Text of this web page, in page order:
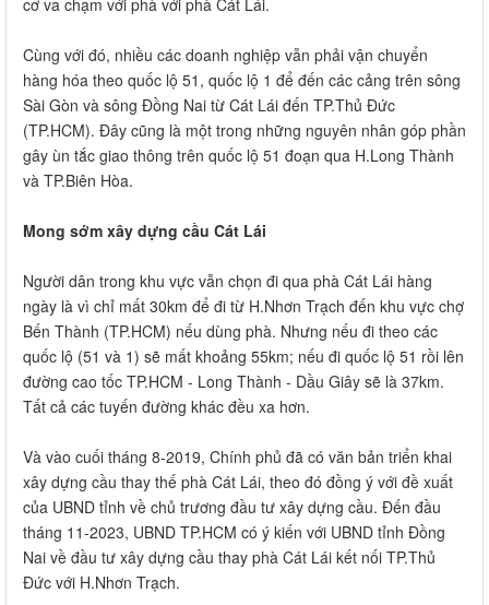
Cùng với đó, nhiều các doanh nghiệp vẫn phải vận chuyển
hàng hóa theo quốc lộ 51, quốc lộ 1 để đến các cảng trên sông
Sài Gòn và sông Đồng Nai từ Cát Lái đến TP.Thủ Đức
(TP.HCM). Đây cũng là một trong những nguyên nhân góp phần
gây ùn tắc giao thông trên quốc lộ 51 đoạn qua H.Long Thành
và TP.Biên Hòa.
Mong sớm xây dựng cầu Cát Lái
Người dân trong khu vực vẫn chọn đi qua phà Cát Lái hàng
ngày là vì chỉ mất 30km để đi từ H.Nhơn Trạch đến khu vực chợ
Bến Thành (TP.HCM) nếu dùng phà. Nhưng nếu đi theo các
quốc lộ (51 và 1) sẽ mất khoảng 55km; nếu đi quốc lộ 51 rồi lên
đường cao tốc TP.HCM - Long Thành - Dầu Giây sẽ là 37km.
Tất cả các tuyến đường khác đều xa hơn.
Và vào cuối tháng 8-2019, Chính phủ đã có văn bản triển khai
xây dựng cầu thay thế phà Cát Lái, theo đó đồng ý với đề xuất
của UBND tỉnh về chủ trương đầu tư xây dựng cầu. Đến đầu
tháng 11-2023, UBND TP.HCM có ý kiến với UBND tỉnh Đồng
Nai về đầu tư xây dựng cầu thay phà Cát Lái kết nối TP.Thủ
Đức với H.Nhơn Trạch.